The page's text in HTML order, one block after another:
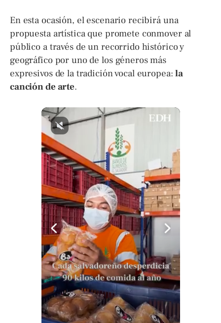
En esta ocasión, el escenario recibirá una
propuesta artística que promete conmover al
público a través de un recorrido histórico y
geográfico por uno de los géneros más
expresivos de la tradición vocal europea:la
canción de arte.